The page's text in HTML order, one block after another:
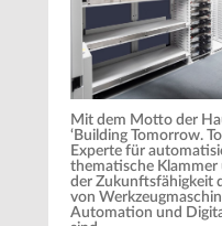
Mit dem Motto der
‘Building Tomorrow.
Experte für
thematische Klammer
der Zukunftsfähigkeit
von
Automation und